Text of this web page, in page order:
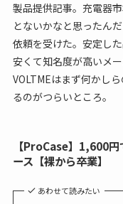
製品提供記事。充電器
とないかなと思ったん
依頼を受けた。安定し
安くて知名度が高いメ
VOLTMEはまず何かし
るのがつらいところ。
【ProCase】1,600
ース【裸から卒業】
あわせて読みたい